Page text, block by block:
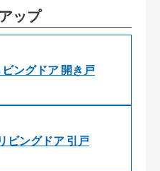
ップ
ングドア 開き戸
ビングドア 引戸